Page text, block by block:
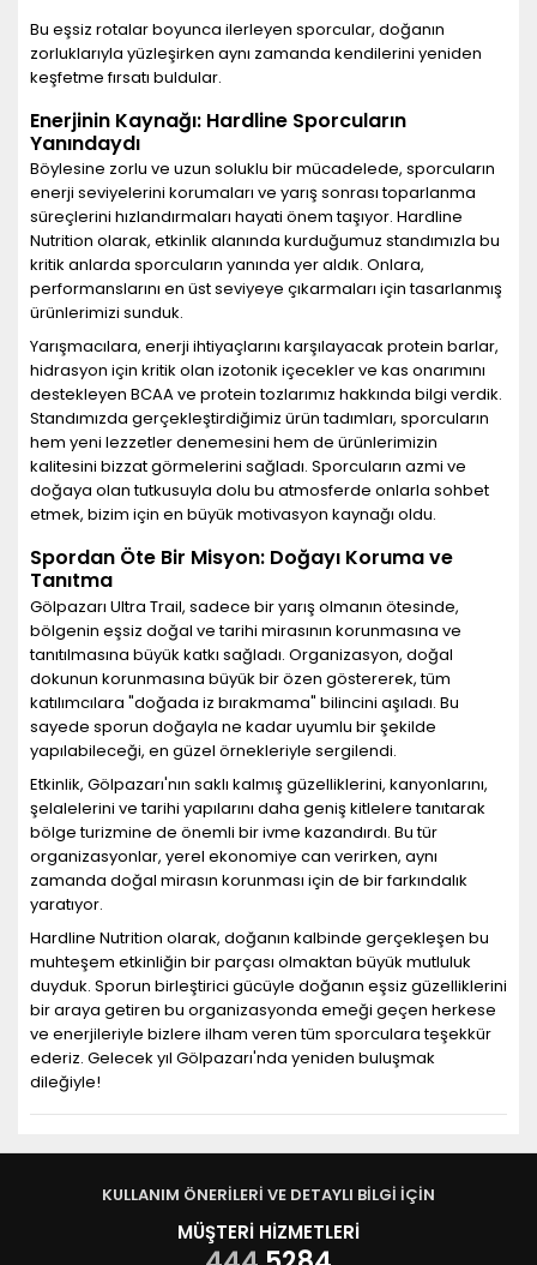
Bu eşsiz rotalar boyunca ilerleyen sporcular, doğanın
zorluklarıyla yüzleşirken aynı zamanda kendilerini yeniden
keşfetme fırsatı buldular.
Enerjinin Kaynağı: Hardline Sporcuların
Yanındaydı
Böylesine zorlu ve uzun soluklu bir mücadelede, sporcuların
enerji seviyelerini korumaları ve yarış sonrası toparlanma
süreçlerini hızlandırmaları hayati önem taşıyor. Hardline
Nutrition olarak, etkinlik alanında kurduğumuz standımızla bu
kritik anlarda sporcuların yanında yer aldık. Onlara,
performanslarını en üst seviyeye çıkarmaları için tasarlanmış
ürünlerimizi sunduk.
Yarışmacılara, enerji ihtiyaçlarını karşılayacak protein barlar,
hidrasyon için kritik olan izotonik içecekler ve kas onarımını
destekleyen BCAA ve protein tozlarımız hakkında bilgi verdik.
Standımızda gerçekleştirdiğimiz ürün tadımları, sporcuların
hem yeni lezzetler denemesini hem de ürünlerimizin
kalitesini bizzat görmelerini sağladı. Sporcuların azmi ve
doğaya olan tutkusuyla dolu bu atmosferde onlarla sohbet
etmek, bizim için en büyük motivasyon kaynağı oldu.
Spordan Öte Bir Misyon: Doğayı Koruma ve
Tanıtma
Gölpazarı Ultra Trail, sadece bir yarış olmanın ötesinde,
bölgenin eşsiz doğal ve tarihi mirasının korunmasına ve
tanıtılmasına büyük katkı sağladı. Organizasyon, doğal
dokunun korunmasına büyük bir özen göstererek, tüm
katılımcılara "doğada iz bırakmama" bilincini aşıladı. Bu
sayede sporun doğayla ne kadar uyumlu bir şekilde
yapılabileceği, en güzel örnekleriyle sergilendi.
Etkinlik, Gölpazarı'nın saklı kalmış güzelliklerini, kanyonlarını,
şelalelerini ve tarihi yapılarını daha geniş kitlelere tanıtarak
bölge turizmine de önemli bir ivme kazandırdı. Bu tür
organizasyonlar, yerel ekonomiye can verirken, aynı
zamanda doğal mirasın korunması için de bir farkındalık
yaratıyor.
Hardline Nutrition olarak, doğanın kalbinde gerçekleşen bu
muhteşem etkinliğin bir parçası olmaktan büyük mutluluk
duyduk. Sporun birleştirici gücüyle doğanın eşsiz güzelliklerini
bir araya getiren bu organizasyonda emeği geçen herkese
ve enerjileriyle bizlere ilham veren tüm sporculara teşekkür
ederiz. Gelecek yıl Gölpazarı'nda yeniden buluşmak
dileğiyle!
KULLANIM ÖNERİLERİ VE DETAYLI BİLGİ İÇİN
MÜŞTERİ HİZMETLERİ